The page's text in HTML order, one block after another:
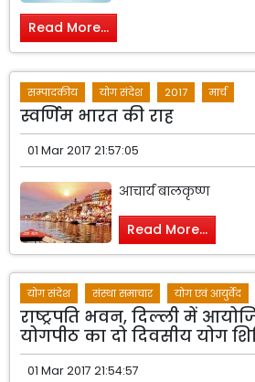
Read More...
सम्पादकीय योग संदेश 2017 मार्च
स्वर्णिम भारत की राह
01 Mar 2017 21:57:05
आचार्य बालकृष्ण
Read More...
योग संदेश संस्था समाचार योग एवं आयुर्वेद
राष्ट्रपति भवन, दिल्ली में
योगपीठ का दो दिवसीय योग
01 Mar 2017 21:54:57